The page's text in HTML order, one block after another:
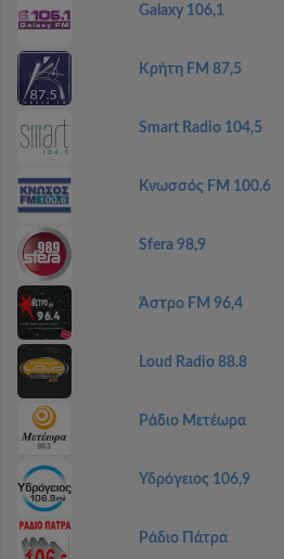
Galaxy 106,1
Κρήτη FM 87,5
Smart Radio 104,5
Κνωσσός FM 100.6
Sfera 98,9
Άστρο FM 96,4
Loud Radio 88.8
Ράδιο Μετέωρα
Υδρόγειος 106,9
Ράδιο Πάτρα